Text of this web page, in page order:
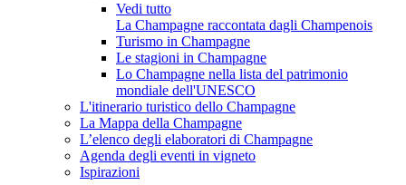
Vedi tutto
La Champagne raccontata dagli Champenois
Turismo in Champagne
Le stagioni in Champagne
Lo Champagne nella lista del patrimonio
mondiale dell'UNESCO
L'itinerario turistico dello Champagne
La Mappa della Champagne
L’elenco degli elaboratori di Champagne
Agenda degli eventi in vigneto
Ispirazioni